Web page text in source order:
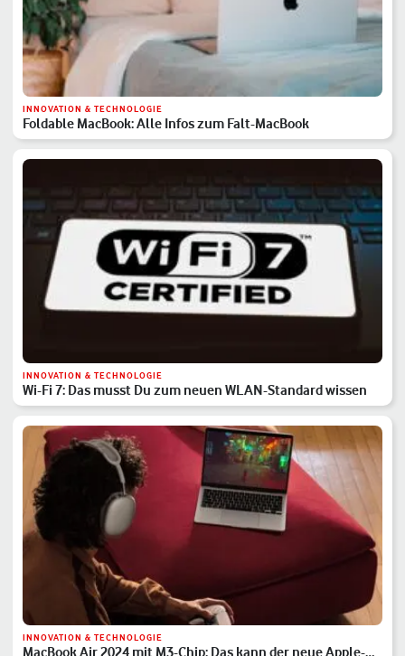
INNOVATION & TECHNOLOGIE
Foldable MacBook: Alle Infos zum Falt-MacBook
INNOVATION & TECHNOLOGIE
Wi-Fi 7: Das musst Du zum neuen WLAN-Standard wissen
INNOVATION & TECHNOLOGIE
MacBook Air 2024 mit M3-Chip: Das kann der neue Apple-